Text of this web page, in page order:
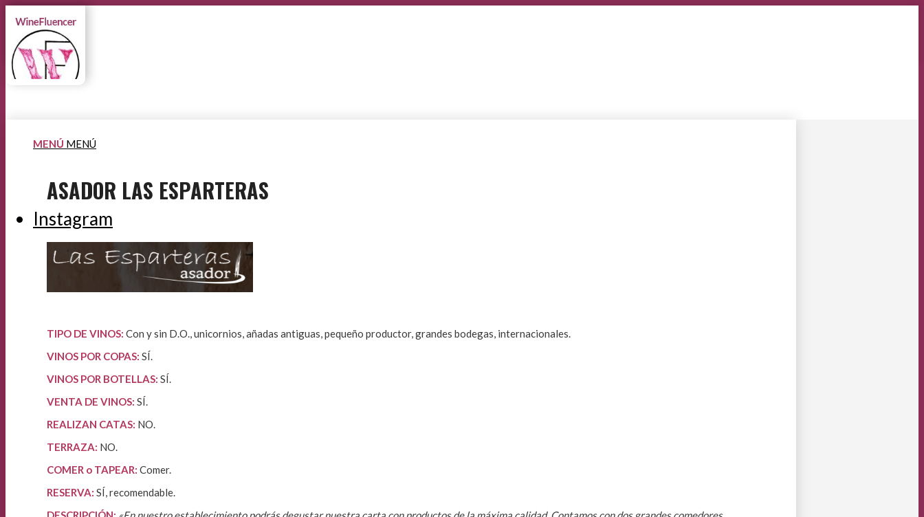
MENÚ MENÚ
Instagram
ASADOR LAS ESPARTERAS
TIPO DE VINOS: Con y sin D.O., unicornios, añadas antiguas, pequeño productor, grandes bodegas, internacionales.
VINOS POR COPAS: SÍ.
VINOS POR BOTELLAS: SÍ.
VENTA DE VINOS: SÍ.
REALIZAN CATAS: NO.
TERRAZA: NO.
COMER o TAPEAR: Comer.
RESERVA: SÍ, recomendable.